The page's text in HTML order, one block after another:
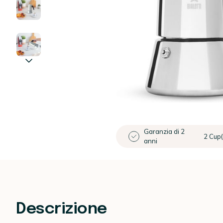
Garanzia di 2
anni
2
Descrizione